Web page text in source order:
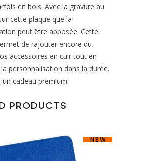
en bois. Avec la gravure au
cette plaque que la
peut être apposée. Cette
de rajouter encore du
accessoires en cuir tout en
personnalisation dans la durée.
un cadeau premium.
PRODUCTS
NEW